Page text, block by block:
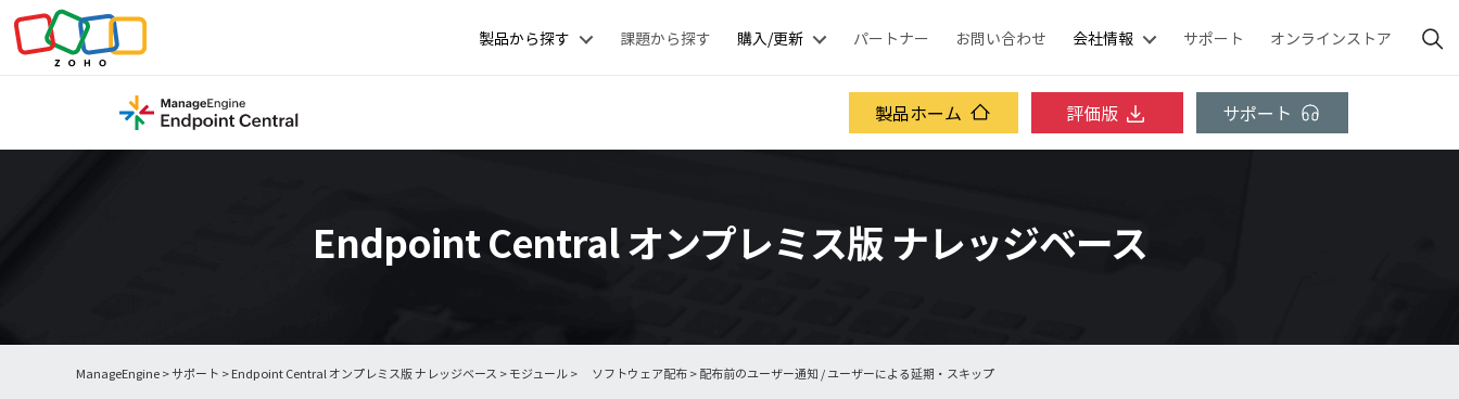
製品から探す 課題から探す 購入/更新 パートナー お問い合わせ 会社情報 サポート オンラインストア
製品ホーム 評価版 サポート
Endpoint Central オンプレミス版 ナレッジベース
ManageEngine>サポート >Endpoint Central オンプレミス版 ナレッジベース >モジュール> ソフトウェア配布> 配布前のユーザー通知 / ユーザーによる延期・スキップ